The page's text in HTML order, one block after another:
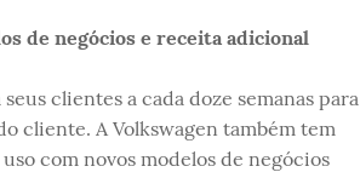
de negócios e receita adicional
clientes a cada doze semanas para
cliente. A Volkswagen também tem
com novos modelos de negócios